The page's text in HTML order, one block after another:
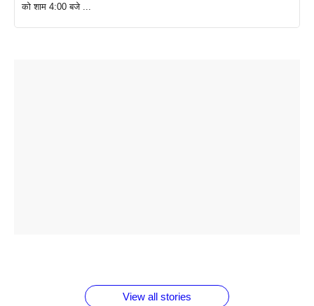
को शाम 4:00 बजे ...
View all stories